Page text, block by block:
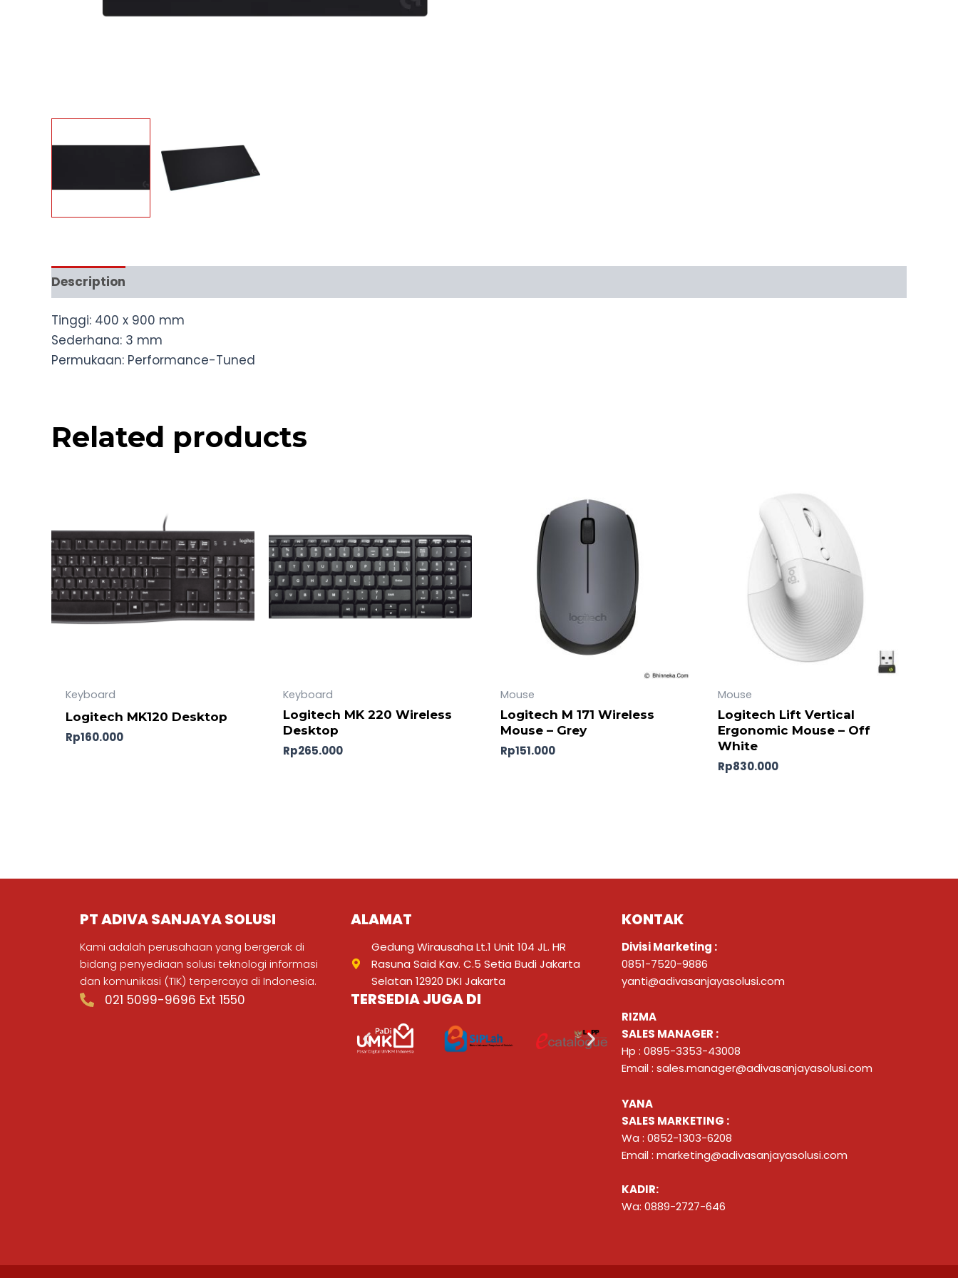
Description
Tinggi: 400 x 900 mm
Sederhana: 3 mm
Permukaan: Performance-Tuned
Related products
Keyboard
Logitech MK120 Desktop
Rp160.000
Keyboard
Logitech MK 220 Wireless
Desktop
Rp265.000
Mouse
Logitech M 171 Wireless
Mouse – Grey
Rp151.000
Mouse
Logitech Lift Vertical
Ergonomic Mouse – Off
White
Rp830.000
PT ADIVA SANJAYA SOLUSI
Kami adalah perusahaan yang bergerak di
bidang penyediaan solusi teknologi informasi
dan komunikasi (TIK) terpercaya di Indonesia.
021 5099-9696 Ext 1550
ALAMAT
Gedung Wirausaha Lt.1 Unit 104 JL. HR
Rasuna Said Kav. C.5 Setia Budi Jakarta
Selatan 12920 DKI Jakarta
TERSEDIA JUGA DI
KONTAK
Divisi Marketing :
0851-7520-9886
yanti@adivasanjayasolusi.com
RIZMA
SALES MANAGER :
Hp : 0895-3353-43008
Email : sales.manager@adivasanjayasolusi.com
YANA
SALES MARKETING :
Wa : 0852-1303-6208
Email : marketing@adivasanjayasolusi.com
KADIR:
Wa: 0889-2727-646